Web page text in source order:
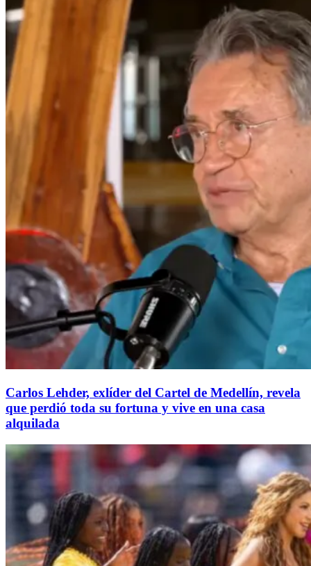
Carlos Lehder, exlíder del Cartel de Medellín, revela
que perdió toda su fortuna y vive en una casa
alquilada